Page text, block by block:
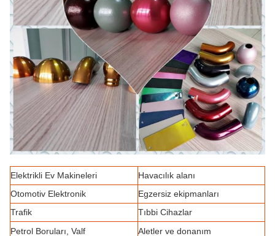
Elektrikli Ev Makineleri
Havacılık alanı
Otomotiv Elektronik
Egzersiz ekipmanları
Trafik
Tıbbi Cihazlar
Petrol Boruları, Valf
Aletler ve donanım